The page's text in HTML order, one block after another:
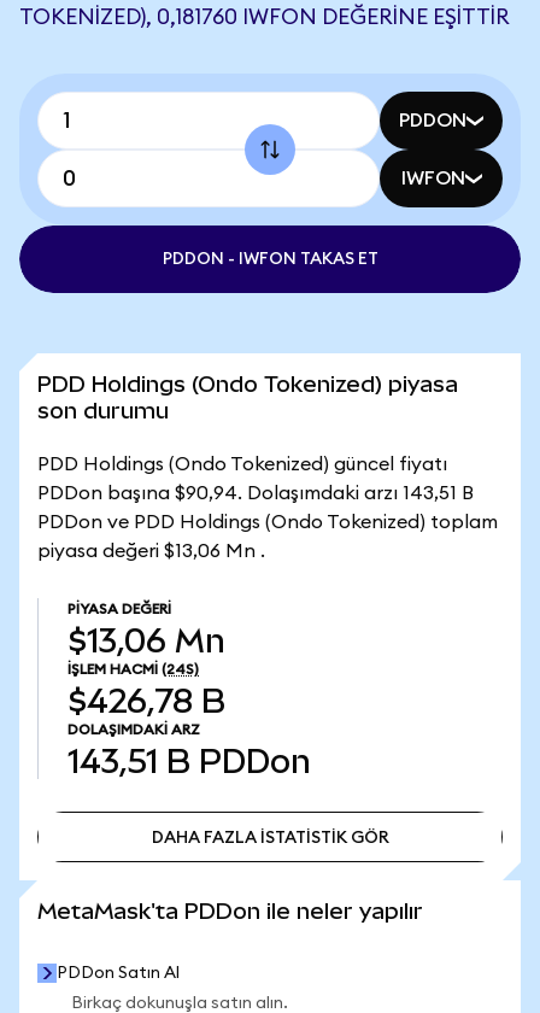
TOKENIZED), 0,181760 IWFON DEĞERINE EŞITTIR
PDDON
IWFON
PDDON - IWFON TAKAS ET
PDD Holdings (Ondo Tokenized) piyasa
son durumu
PDD Holdings (Ondo Tokenized) güncel fiyatı
PDDon başına $90,94. Dolaşımdaki arzı 143,51 B
PDDon ve PDD Holdings (Ondo Tokenized) toplam
piyasa değeri $13,06 Mn .
PIYASA DEĞERI
$13,06 Mn
İŞLEM HACMI (24S)
$426,78 B
DOLAŞIMDAKI ARZ
143,51 B PDDon
DAHA FAZLA İSTATİSTİK GÖR
MetaMask'ta PDDon ile neler yapılır
PDDon Satın Al
Birkaç dokunuşla satın alın.